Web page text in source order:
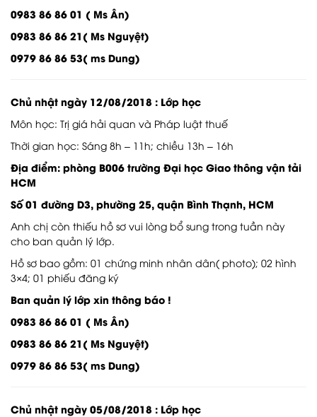
0983 86 86 01 ( Ms Ân)
0983 86 86 21( Ms Nguyệt)
0979 86 86 53( ms Dung)
Chủ nhật ngày 12/08/2018 : Lớp học
Môn học: Trị giá hải quan và Pháp luật thuế
Thời gian học: Sáng 8h – 11h; chiều 13h – 16h
Địa điểm: phòng B006 trường Đại học Giao thông vận tải
HCM
Số 01 đường D3, phường 25, quận Bình Thạnh, HCM
Anh chị còn thiếu hồ sơ vui lòng bổ sung trong tuần này
cho ban quản lý lớp.
Hồ sơ bao gồm: 01 chứng minh nhân dân( photo); 02 hình
3×4; 01 phiếu đăng ký
Ban quản lý lớp xin thông báo !
0983 86 86 01 ( Ms Ân)
0983 86 86 21( Ms Nguyệt)
0979 86 86 53( ms Dung)
Chủ nhật ngày 05/08/2018 : Lớp học